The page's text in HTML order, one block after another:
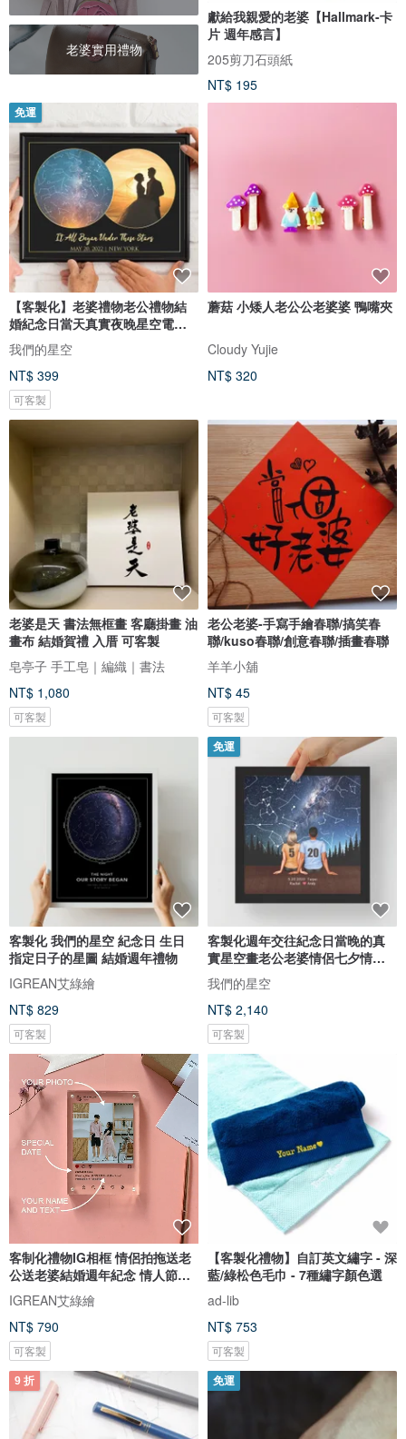
老婆實用禮物
獻給我親愛的老婆【Hallmark-卡
片 週年感言】
205剪刀石頭紙
NT$ 195
免運
【客製化】老婆禮物老公禮物結
婚紀念日當天真實夜晚星空電子
圖檔
我們的星空
NT$ 399
可客製
蘑菇 小矮人老公公老婆婆 鴨嘴夾
Cloudy Yujie
NT$ 320
老婆是天 書法無框畫 客廳掛畫 油
畫布 結婚賀禮 入厝 可客製
皂亭子 手工皂｜編織｜書法
NT$ 1,080
可客製
老公老婆-手寫手繪春聯/搞笑春
聯/kuso春聯/創意春聯/插畫春聯
羊羊小舖
NT$ 45
可客製
客製化 我們的星空 紀念日 生日
指定日子的星圖 結婚週年禮物
IGREAN艾綠繪
NT$ 829
可客製
免運
客製化週年交往紀念日當晚的真
實星空畫老公老婆情侶七夕情人
節禮
我們的星空
NT$ 2,140
可客製
客制化禮物IG相框 情侶拍拖送老
公送老婆結婚週年紀念 情人節禮
盒
IGREAN艾綠繪
NT$ 790
可客製
【客製化禮物】自訂英文繡字 - 深
藍/綠松色毛巾 - 7種繡字顏色選
ad-lib
NT$ 753
可客製
9 折 免運